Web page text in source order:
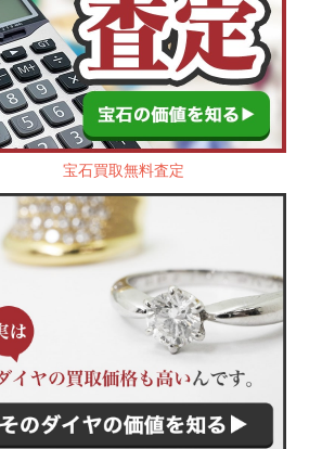
宝石買取無料査定